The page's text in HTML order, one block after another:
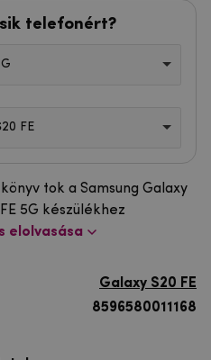
telefonért?
FE
tok a Samsung Galaxy
5G készülékhez
elolvasása
Galaxy S20 FE
8596580011168